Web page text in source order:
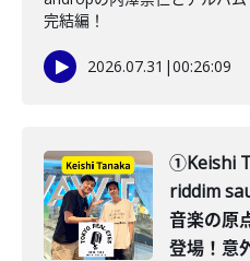
完結編！
2026.07.31 |00:26:09
①Keishi
riddim
音楽の原
登場！意